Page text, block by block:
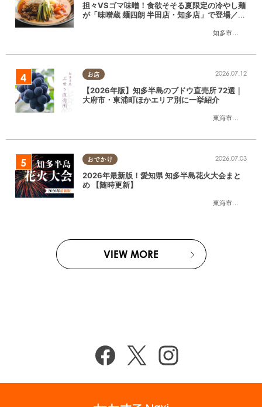
知多市
,半田市
担々VSゴマ味噌！食欲そそる夏限定の冷やし麺
が「味噌蔵 麺四朗 半田店・知多店」で登場／ち
お店
東海市
,大府市
2026.07.12
【2026年版】知多半島のブドウ直売所 72選｜
大府市・東浦町ほかエリア別に一挙紹介
おでかけ
東海市
,大府市
2026.07.03
2026年最新版！愛知県 知多半島花火大会まと
め 【随時更新】
VIEW MORE